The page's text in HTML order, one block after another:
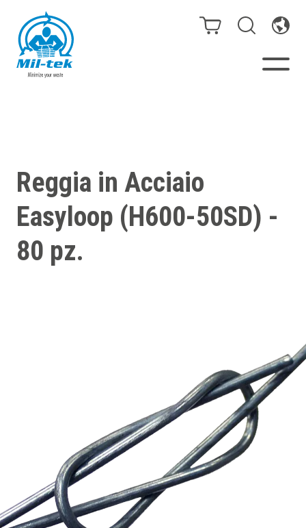
Il tuo settore
Reggia in Acciaio
Easyloop (H600-50SD) -
80 pz.